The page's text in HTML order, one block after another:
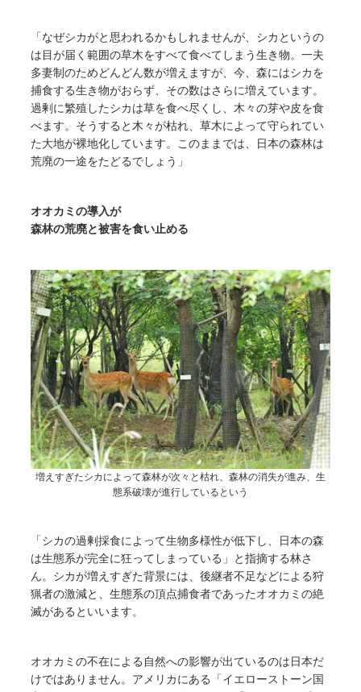
「なぜシカがと思われるかもしれませんが、シカというの
は目が届く範囲の草木をすべて食べてしまう生き物。一夫
多妻制のためどんどん数が増えますが、今、森にはシカを
捕食する生き物がおらず、その数はさらに増えています。
過剰に繁殖したシカは草を食べ尽くし、木々の芽や皮を食
べます。そうすると木々が枯れ、草木によって守られてい
た大地が裸地化しています。このままでは、日本の森林は
荒廃の一途をたどるでしょう」
オオカミの導入が
森林の荒廃と被害を食い止める
増えすぎたシカによって森林が次々と枯れ、森林の消失が進み、生
態系破壊が進行しているという
「シカの過剰採食によって生物多様性が低下し、日本の森
は生態系が完全に狂ってしまっている」と指摘する林さ
ん。シカが増えすぎた背景には、後継者不足などによる狩
猟者の激減と、生態系の頂点捕食者であったオオカミの絶
滅があるといいます。
オオカミの不在による自然への影響が出ているのは日本だ
けではありません。アメリカにある「イエローストーン国